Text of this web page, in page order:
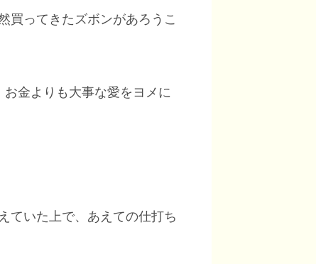
買ってきたズボンがあろうこ
金よりも大事な愛をヨメに
ていた上で、あえての仕打ち